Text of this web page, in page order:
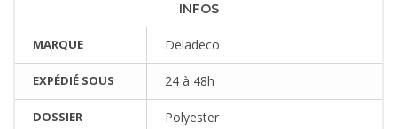
INFOS
MARQUE Deladeco
EXPÉDIÉ SOUS 24 à 48h
DOSSIER Polyester